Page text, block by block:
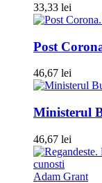
33,33 lei
Post
46,67 lei
Ministerul
46,67 lei
Adam Grant